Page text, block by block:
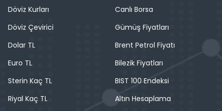
Döviz Kurları
Döviz Çevirici
Dolar TL
Euro TL
Sterin Kaç TL
Riyal Kaç TL
Canlı Borsa
Gümüş Fiyatları
Brent Petrol Fiyatı
Bilezik Fiyatları
BIST 100 Endeksi
Altın Hesaplama